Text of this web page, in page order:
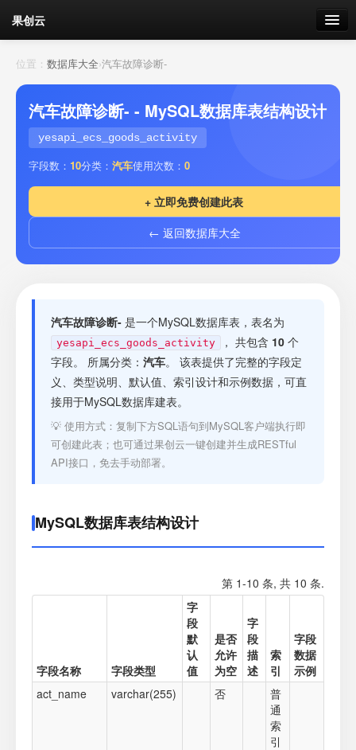
果创云
数据表单
API接口
云存储
我的
套餐 加流量
接口测试
位置： 数据库大全›汽车故障诊断-
汽车故障诊断- - MySQL数据库表结构设计
yesapi_ecs_goods_activity
字段数： 10分类： 汽车使用次数： 0
+ 立即免费创建此表
← 返回数据库大全
汽车故障诊断- 是一个MySQL数据库表，表名为
yesapi_ecs_goods_activity ， 共包含 10 个
字段。 所属分类： 汽车。 该表提供了完整的字段定
义、类型说明、默认值、索引设计和示例数据，可直
接用于MySQL数据库建表。
💡 使用方式：复制下方SQL语句到MySQL客户端执行即
可创建此表；也可通过果创云一键创建并生成RESTful
API接口，免去手动部署。
MySQL数据库表结构设计
第 1-10 条, 共 10 条.
字段名称 字段类型
字
段
默
认
值
是否
允许
为空
字
段
描
述
索
引
字段
数据
示例
act_name
varchar(255) 否
普
通
索
引